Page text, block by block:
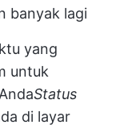
banyak lagi
yang
untuk
Status
di layar